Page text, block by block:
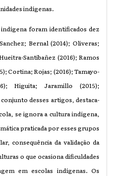
indígenas.
foram identificados dez
Bernal (2014); Oliveras;
Santibañez (2016); Ramos
Cortina; Rojas; (2016); Tamayo-
Higuita; Jaramillo (2015);
desses artigos, destaca-
se ignora a cultura indígena,
praticada por esses grupos
consequência da validação da
o que ocasiona dificuldades
em escolas indígenas. Os